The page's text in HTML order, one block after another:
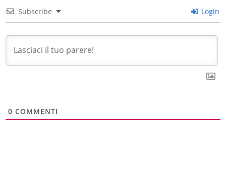
Subscribe Login
0 COMMENTI